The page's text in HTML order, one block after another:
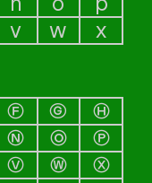
v w
x
Ⓕ Ⓖ
Ⓗ
Ⓝ Ⓞ
Ⓟ
Ⓥ Ⓦ
Ⓧ